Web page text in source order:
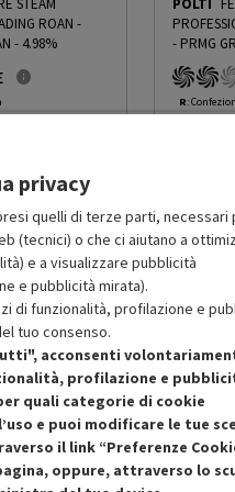
No
L'intensa potenza del
Testina pieghevole
0.9
STEAM
ROAN -
- 4.98%
-4.98%
ridotto da
-30.01%
sul prodotto
POLTI
- PRMG
R:
O:
In
privacy
quelli di terze parti, necessari
(tecnici) o che ci aiutano a
e a visualizzare pubblicità
e pubblicità mirata).
di funzionalità, profilazione e
tuo consenso.
acconsenti
profilazione e
quali categorie di cookie
e puoi modificare le tue
il link “Preferenze
oppure, attraverso lo